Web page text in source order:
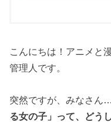
こんにちは！アニメと
管理人です。
突然ですが、みなさん…
る女の子」って、どう